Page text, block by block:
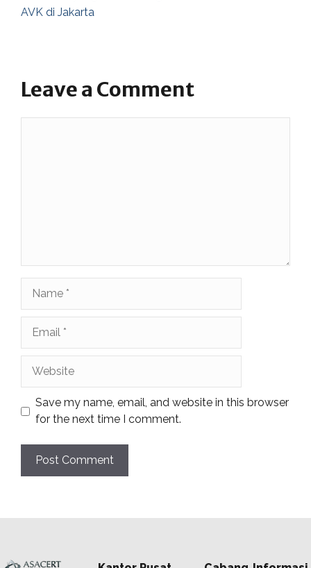
AVK di Jakarta
Leave a Comment
Save my name, email, and website in this browser
for the next time I comment.